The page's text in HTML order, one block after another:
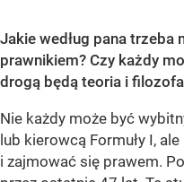
Jakie według pana trzeba
prawnikiem? Czy każdy
drogą będą teoria i
Nie każdy może być
lub kierowcą Formuły I,
i zajmować się prawem.